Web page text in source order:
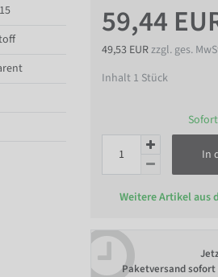
59,44
49,53 EURzzgl. ges.
Inhalt 1 Stück
In
Weitere Artikel aus
Paketversand